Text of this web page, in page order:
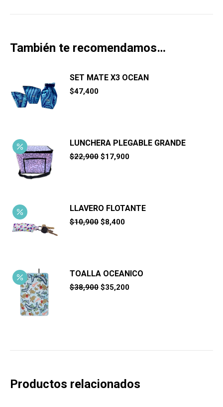
También te recomendamos…
SET MATE X3 OCEAN
$47,400
LUNCHERA PLEGABLE GRANDE
$22,900 El
$17,900El
LLAVERO FLOTANTE
$10,900 El
$8,400El
TOALLA OCEANICO
$38,900 El
$35,200El
Productos relacionados